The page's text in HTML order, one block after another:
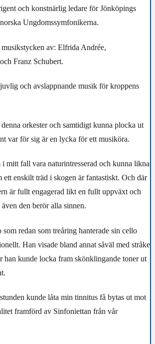
och konstnärlig ledare för Jönköpings
Ungdomssymfonikerna.
musikstycken av: Elfrida Andrée,
Franz Schubert.
och avslappnande musik för kroppens
orkester och samtidigt kunna plocka ut
var för sig är en lycka för ett musiköra.
i mitt fall vara naturintresserad och kunna likna
ett enskilt träd i skogen är fantastiskt. Och där
är fullt engagerad likt en fullt uppväxt och
den berör alla sinnen.
redan som treåring hanterade sin cello
Han visade bland annat såväl med stråke
han kunde locka fram skönklingande toner ut
kunde låta min tinnitus få bytas ut mot
framförd av Sinfoniettan från vår